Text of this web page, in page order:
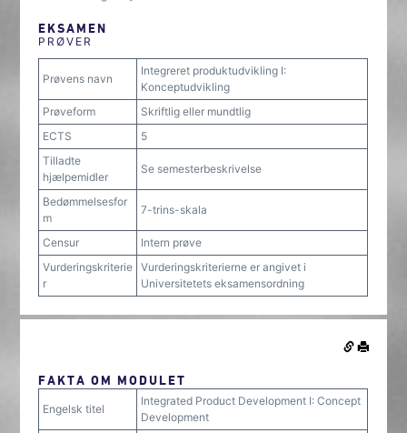
EKSAMEN
PRØVER
Prøvens navn
Integreret produktudvikling I:
Konceptudvikling
Prøveform
Skriftlig eller mundtlig
ECTS
5
Tilladte
hjælpemidler
Se semesterbeskrivelse
Bedømmelsesfor
m
7-trins-skala
Censur
Intern prøve
Vurderingskriterie
r
Vurderingskriterierne er angivet i
Universitetets eksamensordning
FAKTA OM MODULET
Engelsk titel
Integrated Product Development I: Concept
Development